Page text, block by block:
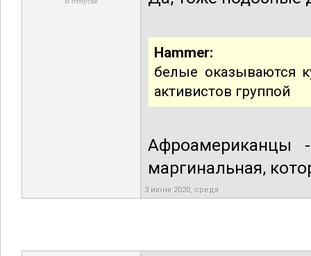
Hammer:
белые оказываются
активистов группой
Афроамериканцы
маргинальная,
3 июня 2020, среда